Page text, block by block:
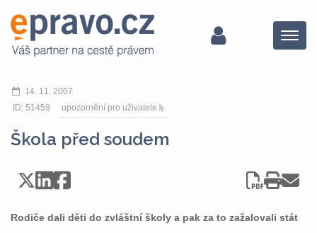
Menu
14. 11. 2007
ID: 51459
upozornění pro uživatele
Škola před soudem
Rodiče dali děti do zvláštní školy a pak za to zažalovali stát